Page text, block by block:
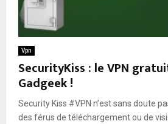
Vpn
SecurityKiss : le VPN
Gadgeek !
Security Kiss #VPN n’est sans doute
des férus de téléchargement ou de